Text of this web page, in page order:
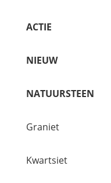
ACTIE
NIEUW
NATUURSTEEN
Graniet
Kwartsiet